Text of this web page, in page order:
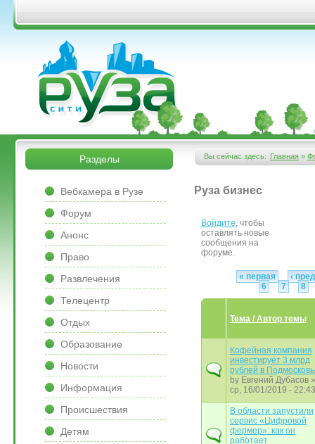
Перейти к основному содержанию
&bsps;
&bsps;
Вы сейчас здесь:
Вы здесь
Главная »
Руза бизнес
Войдите, чтобы
оставлять новые
сообщения на
форуме.
Страницы
« первая
‹
6
7 8
Тема / Автор темы
Кофейная компания
инвестирует 3 млрд
рублей в
by Евгений Дубасов »
ср, 16/01/2019 - 22:43
В области запустили
сервис «Цифровой
фермер»: как он
работает
Разделы
Вебкамера в Рузе
Форум
Анонс
Право
Развлечения
Телецентр
Отдых
Образование
Новости
Информация
Происшествия
Детям